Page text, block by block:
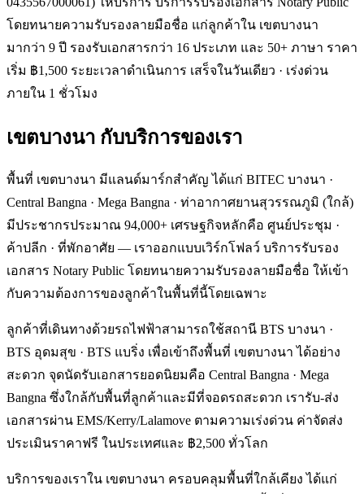
โดยทนายความรับรองลายมือชื่อ แก่ลูกค้าใน เขตบางนา
มากว่า 9 ปี รองรับเอกสารกว่า 16 ประเภท และ 50+ ภาษา ราคา
เริ่ม ฿1,500 ระยะเวลาดำเนินการ เสร็จในวันเดียว · เร่งด่วน
ภายใน 1 ชั่วโมง
เขตบางนา กับบริการของเรา
พื้นที่ เขตบางนา มีแลนด์มาร์กสำคัญ ได้แก่ BITEC บางนา ·
Central Bangna · Mega Bangna · ท่าอากาศยานสุวรรณภูมิ (ใกล้)
มีประชากรประมาณ 94,000+ เศรษฐกิจหลักคือ ศูนย์ประชุม ·
ค้าปลีก · ที่พักอาศัย — เราออกแบบเวิร์กโฟลว์ บริการรับรอง
เอกสาร Notary Public โดยทนายความรับรองลายมือชื่อ ให้เข้า
กับความต้องการของลูกค้าในพื้นที่นี้โดยเฉพาะ
ลูกค้าที่เดินทางด้วยรถไฟฟ้าสามารถใช้สถานี BTS บางนา ·
BTS อุดมสุข · BTS แบริ่ง เพื่อเข้าถึงพื้นที่ เขตบางนา ได้อย่าง
สะดวก จุดนัดรับเอกสารยอดนิยมคือ Central Bangna · Mega
Bangna ซึ่งใกล้กับพื้นที่ลูกค้าและมีที่จอดรถสะดวก เรารับ-ส่ง
เอกสารผ่าน EMS/Kerry/Lalamove ตามความเร่งด่วน ค่าจัดส่ง
ประเมินราคาฟรี ในประเทศและ ฿2,500 ทั่วโลก
บริการของเราใน เขตบางนา ครอบคลุมพื้นที่ใกล้เคียง ได้แก่